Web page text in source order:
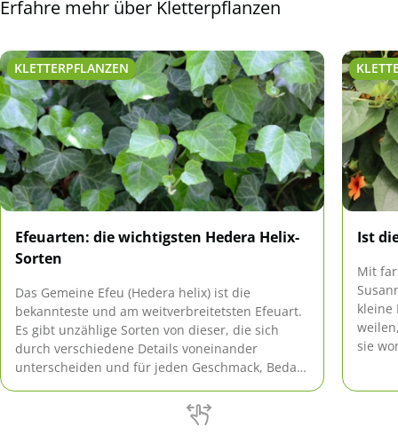
Erfahre mehr über Kletterpflanzen
KLETTERPFLANZEN
Efeuarten: die wichtigsten Hedera Helix-
Sorten
Das Gemeine Efeu (Hedera helix) ist die
bekannteste und am weitverbreitetsten Efeuart.
Es gibt unzählige Sorten von dieser, die sich
durch verschiedene Details voneinander
unterscheiden und für jeden Geschmack, Bedarf
Ist
Mit
kleine
sie